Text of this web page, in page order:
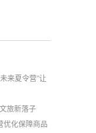
来夏令营”让
旅新落子
优化保障商品